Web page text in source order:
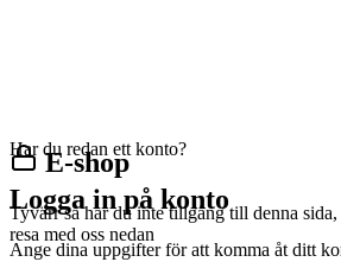
E-shop
Tyvärr så har du inte tillgång till denna
resa med oss nedan
Har du redan ett konto?
Logga in på konto
Ange dina uppgifter för att komma åt ditt